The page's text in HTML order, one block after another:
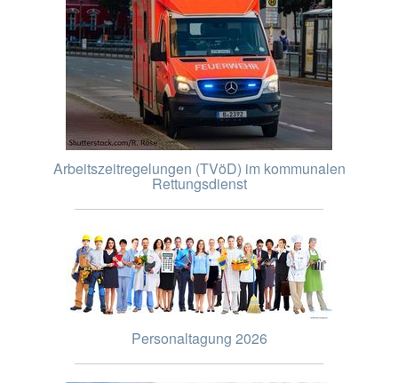
Arbeitszeitregelungen (TVöD) im kommunalen
Rettungsdienst
Personaltagung 2026